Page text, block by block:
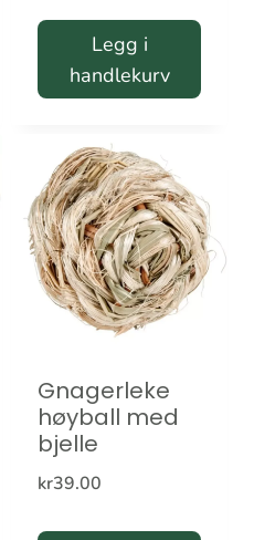
Legg i
handlekurv
Gnagerleke
høyball med
bjelle
kr39.00